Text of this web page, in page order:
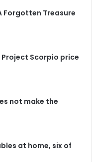
Forgotten Treasure
Scorpio price
not make the
at home, six of